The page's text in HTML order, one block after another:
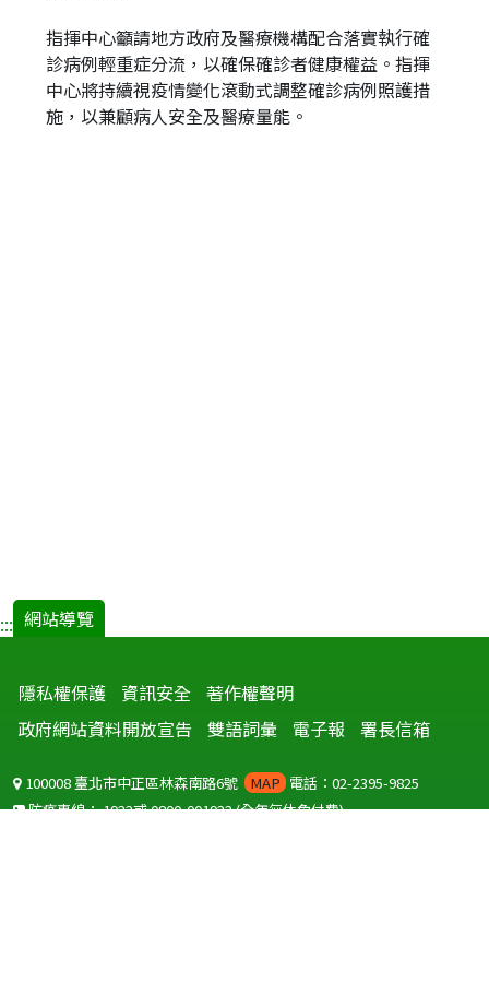
指揮中心籲請地方政府及醫療機構配合落實執行確
診病例輕重症分流，以確保確診者健康權益。指揮
中心將持續視疫情變化滾動式調整確診病例照護措
施，以兼顧病人安全及醫療量能。
::: 網站導覽
隱私權保護 資訊安全 著作權聲明
政府網站資料開放宣告
雙語詞彙 電子報 署長信箱
100008 臺北市中正區林森南路6號 MAP 電話：02-2395-9825
防疫專線：1922或0800-001922(全年無休免付費)